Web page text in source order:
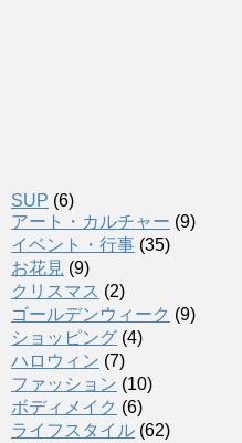
SUP (6)
アート・カルチャー (9)
イベント・行事 (35)
お花見 (9)
クリスマス (2)
ゴールデンウィーク (9)
ショッピング (4)
ハロウィン (7)
ファッション (10)
ボディメイク (6)
ライフスタイル (62)